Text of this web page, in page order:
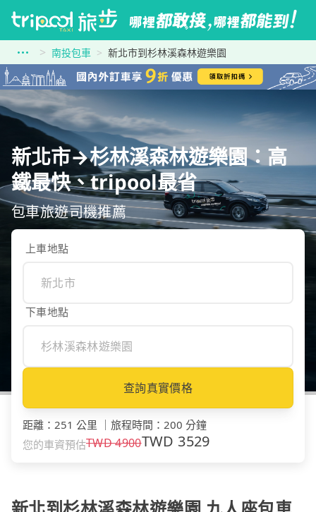
南投包車 新北市到杉林溪森林遊樂園
新北市→杉林溪森林遊樂園：高
鐵最快、tripool最省
包車旅遊司機推薦
上車地點
下車地點
查詢真實價格
距離 ： 251 公里 旅程時間 ： 200 分鐘
您的車資預估TWD4900TWD 3529